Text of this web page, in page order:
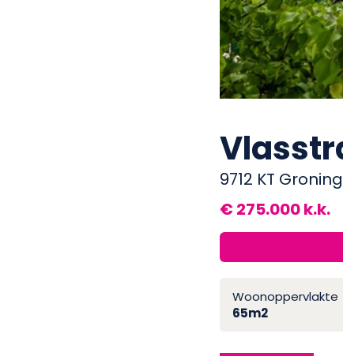
9712 KT
€ 275.000 k.k.
Woonoppervlakte
65m2